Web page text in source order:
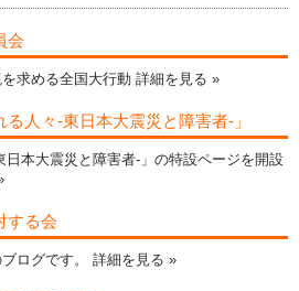
会
求める全国大行動 詳細を見る »
人々-東日本大震災と障害者-」
本大震災と障害者-」の特設ページを開設
する会
ログです。 詳細を見る »